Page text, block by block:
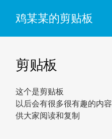
鸡某某的剪贴板
剪贴板
这个是剪贴板
以后会有很多很有趣的内容
供大家阅读和复制